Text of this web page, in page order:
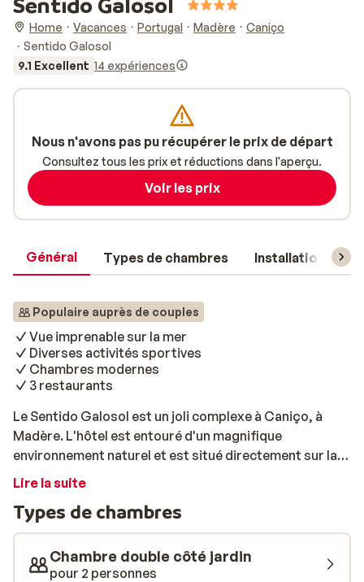
Home Vacances Portugal Madère
Caniço
Sentido Galosol
9.1 Excellent 14 expériences
Général Types de chambres Installations
Populaire auprès de couples
Vue imprenable sur la mer
Diverses activités sportives
Chambres modernes
3 restaurants
Le Sentido Galosol est un joli complexe à Caniço, à
Madère. L'hôtel est entouré d'un magnifique
environnement naturel et est situé directement sur la
mer. En raison de cet emplacement idéal, vous pourrez
dispose de 3 restaurants, dont un buffet, une pizzeria
et un restaurant où les plats de poisson les plus
délicieux sont servis. La meilleure façon de terminer
votre journée ensoleillée est avec un cocktail au
Lire la suite
Types de chambres
Chambre double côté jardin
pour 2 personnes
Nous n'avons pas pu récupérer le prix de départ
Consultez tous les prix et réductions dans l'aperçu.
Voir les prix